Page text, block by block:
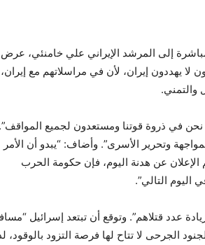
إلى المرشد الإيراني علي خامنئي، عرض
لا يهددون إيران، لأن في مراسلاتهم مع إيران،
والتمني.
في ذروة قوتنا ومستعدون لجميع المواقف”.
وتحرير الأسرى”. وأضاف: “يبدو أن الأمر
الإعلان عن هدنة اليوم، فإن حكومة الحرب
اليوم التالي”.
عدد قتلاهم”. وتوقع أن تبتعد إسرائيل
الجرحى لا تتاح لها فرصة التزود بالوقود،